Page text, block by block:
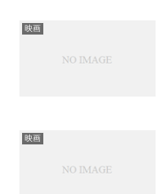
映画
映画